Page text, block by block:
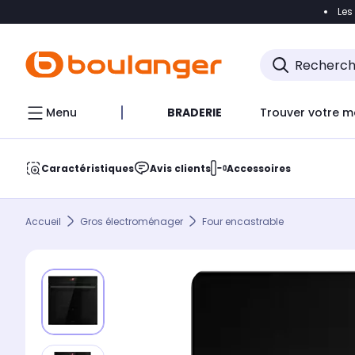
Accéder
Menu BRADERIE Trouver votre
Caractéristiques Avis clients Accessoires
Accueil Gros électroménager Four encastrable